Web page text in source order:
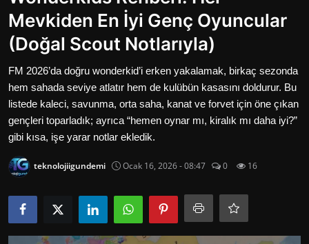
Oyun
İletisim
Aktüeller
E-Ticaret
İnternetten Kazanç
Otomotiv Teknolojileri
Mevkiden En İyi Genç Oyuncular
(Doğal Scout Notlarıyla)
FM 2026’da doğru wonderkid’i erken yakalamak, birkaç sezonda
hem sahada seviye atlatır hem de kulübün kasasını doldurur. Bu
listede kaleci, savunma, orta saha, kanat ve forvet için öne çıkan
gençleri toparladık; ayrıca “hemen oynar mı, kiralık mı daha iyi?”
gibi kısa, işe yarar notlar ekledik.
teknolojiigundemi Ocak 16, 2026 - 08:47 0 16